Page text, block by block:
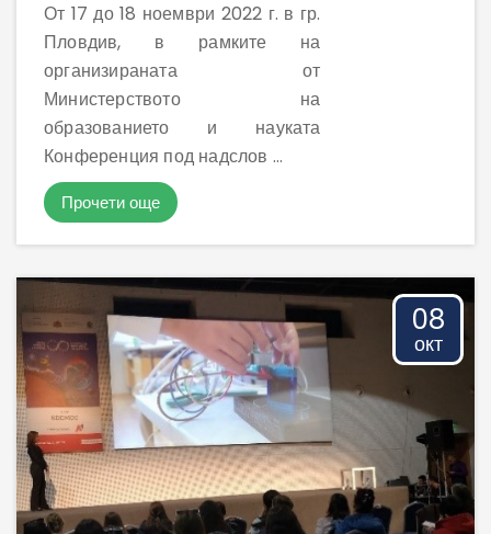
От 17 до 18 ноември 2022 г. в гр.
Пловдив, в рамките на
организираната от
Министерството на
образованието и науката
Конференция под надслов ...
Прочети още
08
окт